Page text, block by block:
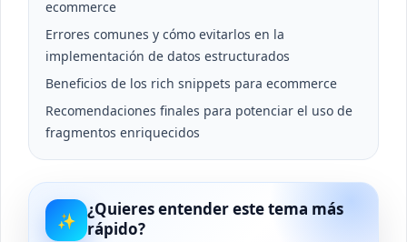
ecommerce
Errores comunes y cómo evitarlos en la
implementación de datos estructurados
Beneficios de los rich snippets para ecommerce
Recomendaciones finales para potenciar el uso de
fragmentos enriquecidos
✨
¿Quieres entender este tema más
rápido?